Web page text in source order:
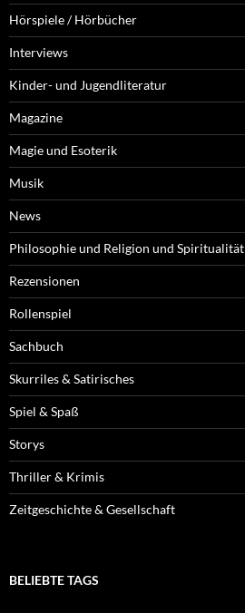
Hörspiele / Hörbücher
Interviews
Kinder- und Jugendliteratur
Magazine
Magie und Esoterik
Musik
News
Philosophie und Religion und Spiritualität
Rezensionen
Rollenspiel
Sachbuch
Skurriles & Satirisches
Spiel & Spaß
Storys
Thriller & Krimis
Zeitgeschichte & Gesellschaft
BELIEBTE TAGS